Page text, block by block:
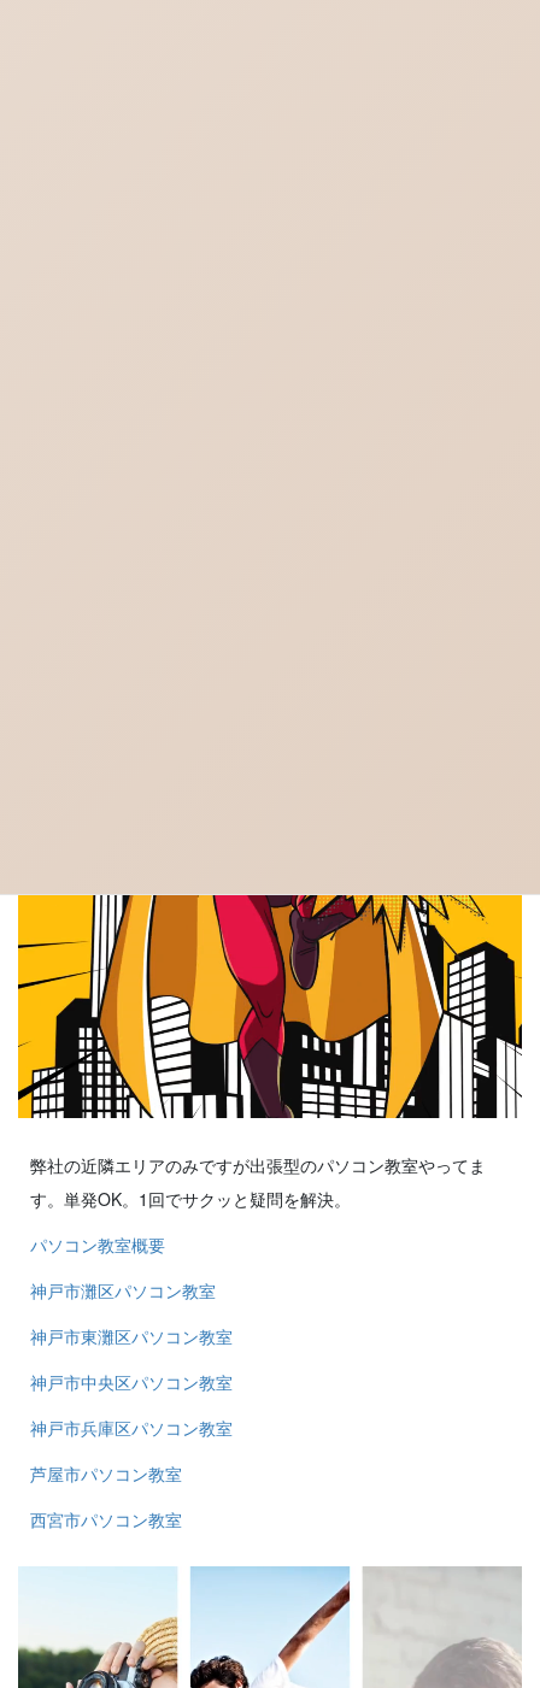
弊社の近隣エリアのみですが出張型のパソコン教室やってま
す。単発OK。1回でサクッと疑問を解決。
パソコン教室概要
神戸市灘区パソコン教室
神戸市東灘区パソコン教室
神戸市中央区パソコン教室
神戸市兵庫区パソコン教室
芦屋市パソコン教室
西宮市パソコン教室